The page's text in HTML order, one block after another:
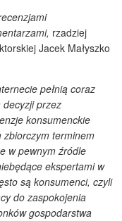
rzadziej
Jacek Małyszko
pełnią coraz
przez
konsumenckie
terminem
w pewnym źródle
ekspertami w
są konsumenci, czyli
do zaspokojenia
gospodarstwa